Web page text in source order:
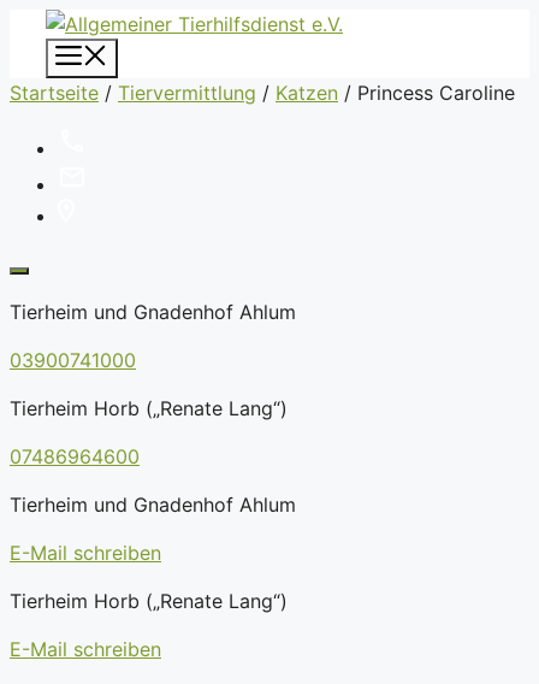
Zum
Inhalt
springen
Startseite / Tiervermittlung / Katzen / Princess Caroline
Tierheim und Gnadenhof Ahlum
03900741000
Tierheim Horb („Renate Lang“)
07486964600
Tierheim und Gnadenhof Ahlum
E-Mail schreiben
Tierheim Horb („Renate Lang“)
E-Mail schreiben